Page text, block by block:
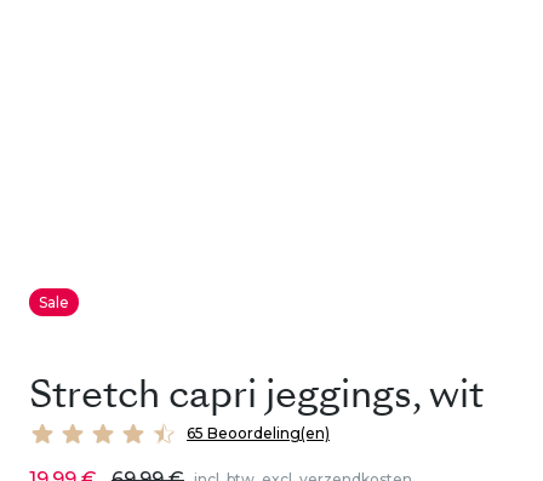
Sale
Stretch capri jeggings, wit
65 Beoordeling(en)